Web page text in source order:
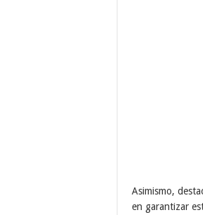
Asimismo,
en garantizar